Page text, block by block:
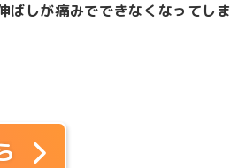
ばしが痛みでできなくなってしま